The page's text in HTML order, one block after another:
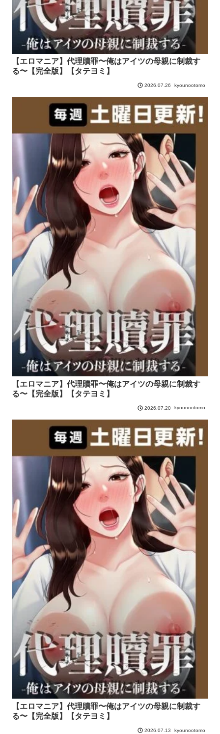
【エロマニア】代理贖罪〜俺はアイツの母親に制裁す
る〜【完全版】【タテヨミ】
2026.07.26 kyounootomo
【エロマニア】代理贖罪〜俺はアイツの母親に制裁す
る〜【完全版】【タテヨミ】
2026.07.20 kyounootomo
【エロマニア】代理贖罪〜俺はアイツの母親に制裁す
る〜【完全版】【タテヨミ】
2026.07.13 kyounootomo